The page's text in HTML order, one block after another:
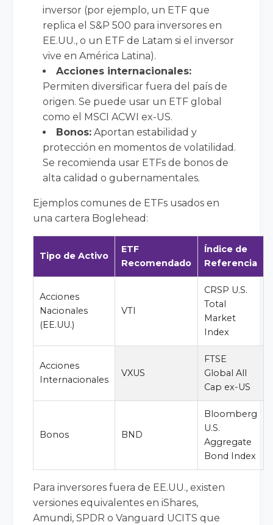
inversor (por ejemplo, un ETF que
replica el S&P 500 para inversores en
EE.UU., o un ETF de Latam si el inversor
vive en América Latina).
Acciones internacionales:
Permiten diversificar fuera del país de
origen. Se puede usar un ETF global
como el MSCI ACWI ex-US.
Bonos: Aportan estabilidad y
protección en momentos de volatilidad.
Se recomienda usar ETFs de bonos de
alta calidad o gubernamentales.
Ejemplos comunes de ETFs usados en
una cartera Boglehead:
Tipo de Activo
ETF
Recomendado
Índice de
Referencia
Acciones
Nacionales
(EE.UU.)
VTI
CRSP U.S.
Total
Market
Index
Acciones
Internacionales
VXUS
FTSE
Global All
Cap ex-US
Bonos BND
Bloomberg
U.S.
Aggregate
Bond Index
Para inversores fuera de EE.UU., existen
versiones equivalentes en iShares,
Amundi, SPDR o Vanguard UCITS que